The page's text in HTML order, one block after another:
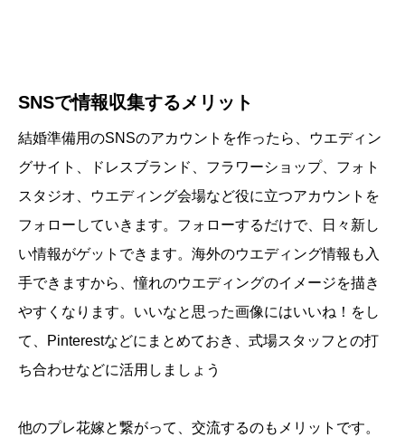
SNSで情報収集するメリット
結婚準備用のSNSのアカウントを作ったら、ウエディン
グサイト、ドレスブランド、フラワーショップ、フォト
スタジオ、ウエディング会場など役に立つアカウントを
フォローしていきます。フォローするだけで、日々新し
い情報がゲットできます。海外のウエディング情報も入
手できますから、憧れのウエディングのイメージを描き
やすくなります。いいなと思った画像にはいいね！をし
て、Pinterestなどにまとめておき、式場スタッフとの打
ち合わせなどに活用しましょう
他のプレ花嫁と繋がって、交流するのもメリットです。